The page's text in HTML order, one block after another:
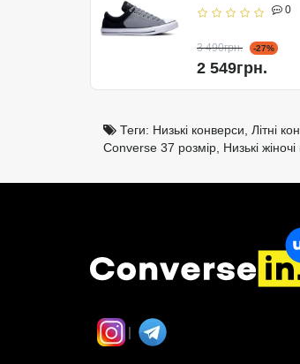
0
3 490грн. -27%
2 549грн.
Теги: Низькі конверси Літні
Converse 37 розмір Низькі